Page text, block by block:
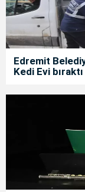
Edremit
Kedi Evi bıraktı